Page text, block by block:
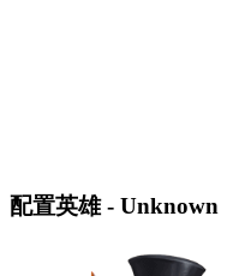
配置英雄 - Unknown